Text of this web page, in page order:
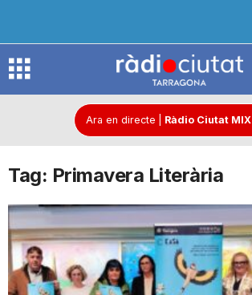
R
d
o
Ara en directe Ràdio Ciutat MIX
Tag: Primavera Literària